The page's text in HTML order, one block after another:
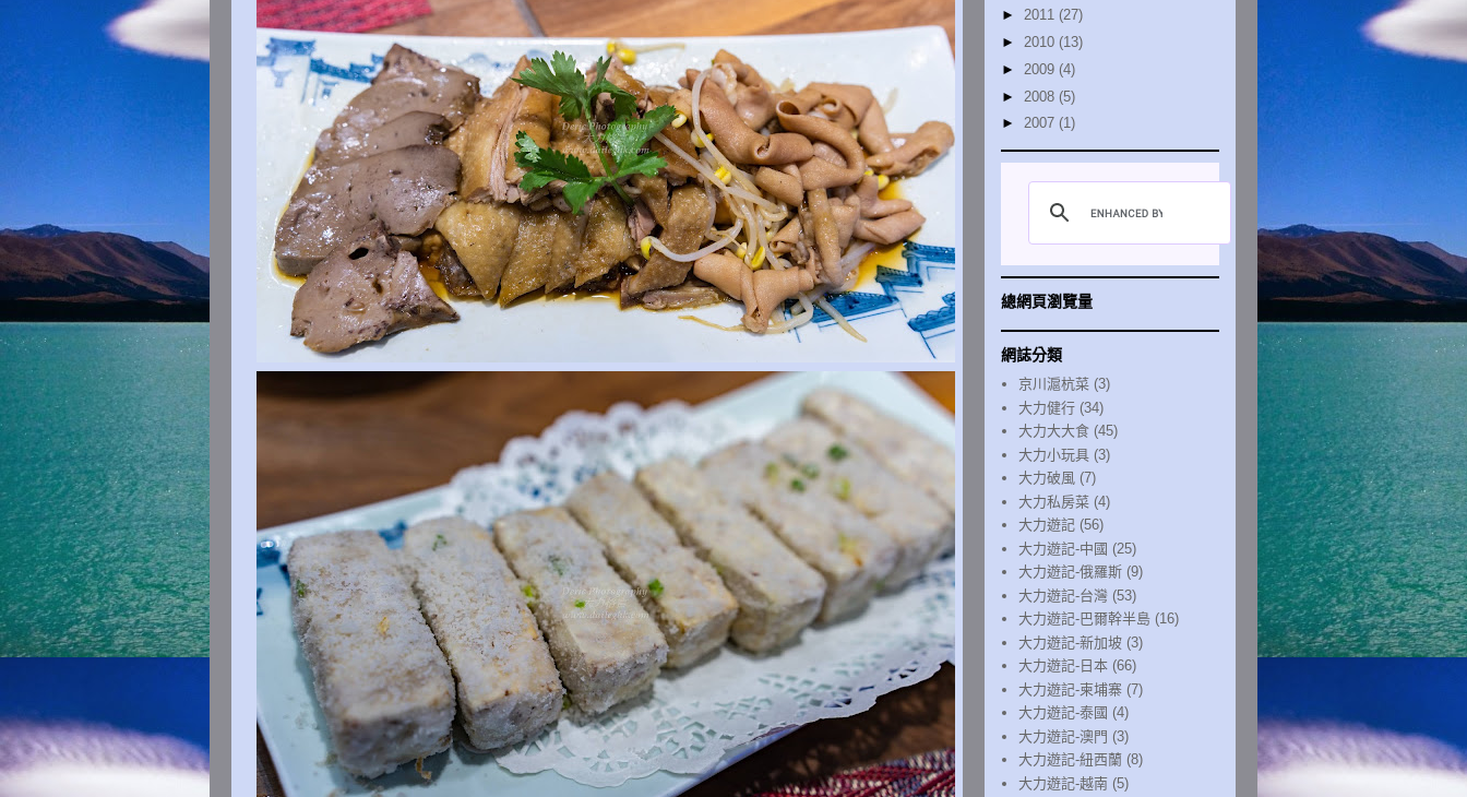
► 2011 (27)
► 2010 (13)
► 2009 (4)
► 2008 (5)
► 2007 (1)
總網頁瀏覽量
網誌分類
京川滬杭菜 (3)
大力健行 (34)
大力大大食 (45)
大力小玩具 (3)
大力破風 (7)
大力私房菜 (4)
大力遊記 (56)
大力遊記-中國 (25)
大力遊記-俄羅斯 (9)
大力遊記-台灣 (53)
大力遊記-巴爾幹半島 (16)
大力遊記-新加坡 (3)
大力遊記-日本 (66)
大力遊記-柬埔寨 (7)
大力遊記-泰國 (4)
大力遊記-澳門 (3)
大力遊記-紐西蘭 (8)
大力遊記-越南 (5)